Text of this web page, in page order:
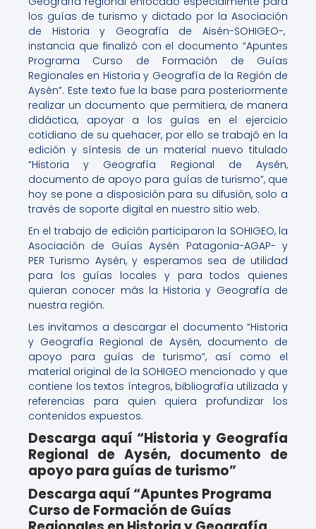
los guías de turismo y dictado por la Asociación
de Historia y Geografía de Aisén-SOHIGEO-,
instancia que finalizó con el documento “Apuntes
Programa Curso de Formación de Guías
Regionales en Historia y Geografía de la Región de
Aysén”. Este texto fue la base para posteriormente
realizar un documento que permitiera, de manera
didáctica, apoyar a los guías en el ejercicio
cotidiano de su quehacer, por ello se trabajó en la
edición y síntesis de un material nuevo titulado
“Historia y Geografía Regional de Aysén,
documento de apoyo para guías de turismo”, que
hoy se pone a disposición para su difusión, solo a
través de soporte digital en nuestro sitio web.
En el trabajo de edición participaron la SOHIGEO, la
Asociación de Guías Aysén Patagonia-AGAP- y
PER Turismo Aysén, y esperamos sea de utilidad
para los guías locales y para todos quienes
quieran conocer más la Historia y Geografía de
nuestra región.
Les invitamos a descargar el documento “Historia
y Geografía Regional de Aysén, documento de
apoyo para guías de turismo”, así como el
material original de la SOHIGEO mencionado y que
contiene los textos íntegros, bibliografía utilizada y
referencias para quien quiera profundizar los
contenidos expuestos.
Descarga aquí “Historia y Geografía
Regional de Aysén, documento de
apoyo para guías de turismo”
Descarga aquí “Apuntes Programa
Curso de Formación de Guías